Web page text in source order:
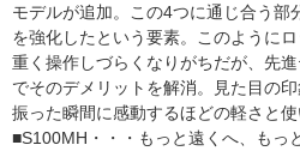
モデルが追加。この4つに通じ合う部
を強化したという要素。このように
重く操作しづらくなりがちだが、先
でそのデメリットを解消。見た目の
振った瞬間に感動するほどの軽さと使
■S100MH・・・もっと遠くへ、もっ